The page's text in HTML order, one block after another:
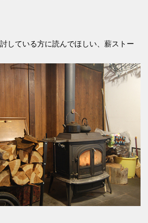
している方に読んでほしい、薪ストー